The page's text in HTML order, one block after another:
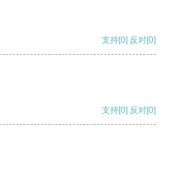
支持[0] 反对[0]
支持[0] 反对[0]